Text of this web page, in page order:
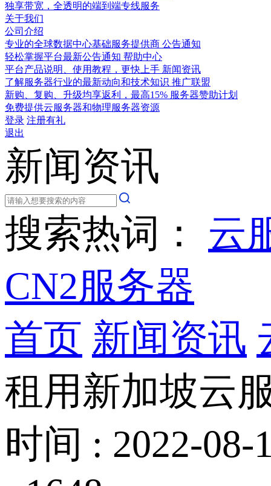
独享带宽，全透明的端到端专线服务
关于我们
公司介绍
专业的全球数据中心基础服务提供商 公告通知
轻松掌握平台最新公告通知 帮助中心
平台产品说明、使用教程，更快上手 新闻资讯
了解服务器行业的最新动向和技术知识 推广联盟
新购、复购、升级均享返利，最高15% 服务器赞助计划
免费提供云服务器和物理服务器资源
登录 注册有礼
退出
新闻资讯
搜索热词： 云
CN2服务器
首页 新闻资讯
租用新加坡云
时间 : 2022-08-